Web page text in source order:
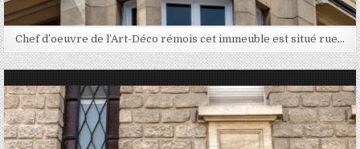
Chef d’oeuvre de l’Art-Déco rémois cet immeuble est situé rue…
Posted in